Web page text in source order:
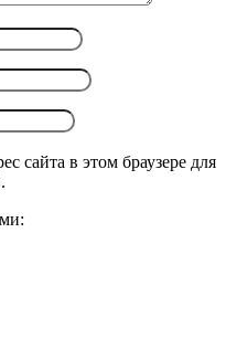
сайта в этом браузере для